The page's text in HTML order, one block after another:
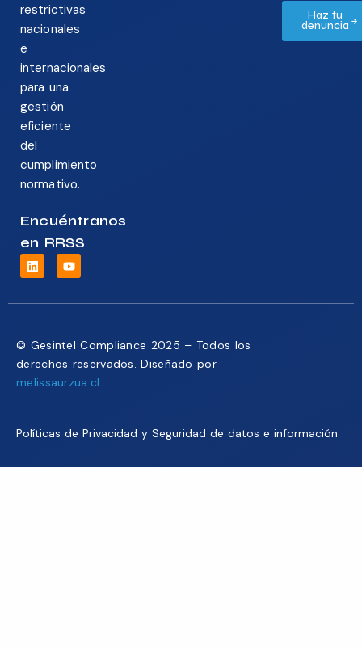
restrictivas
nacionales
e
internacionales
para una
gestión
eficiente
del
cumplimiento
normativo.
Encuéntranos
en RRSS
Haz tu
denuncia
© Gesintel Compliance 2025 – Todos los
derechos reservados. Diseñado por
melissaurzua.cl
Políticas de Privacidad y Seguridad de datos e información